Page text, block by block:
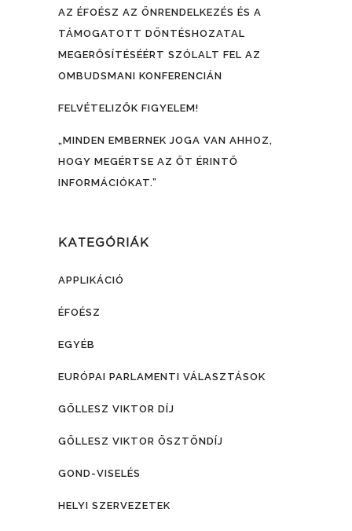
AZ ÉFOÉSZ AZ ÖNRENDELKEZÉS ÉS A
TÁMOGATOTT DÖNTÉSHOZATAL
MEGERŐSÍTÉSÉÉRT SZÓLALT FEL AZ
OMBUDSMANI KONFERENCIÁN
FELVÉTELIZŐK FIGYELEM!
„MINDEN EMBERNEK JOGA VAN AHHOZ,
HOGY MEGÉRTSE AZ ŐT ÉRINTŐ
INFORMÁCIÓKAT.”
KATEGÓRIÁK
APPLIKÁCIÓ
ÉFOÉSZ
EGYÉB
EURÓPAI PARLAMENTI VÁLASZTÁSOK
GÖLLESZ VIKTOR DÍJ
GÖLLESZ VIKTOR ÖSZTÖNDÍJ
GOND-VISELÉS
HELYI SZERVEZETEK